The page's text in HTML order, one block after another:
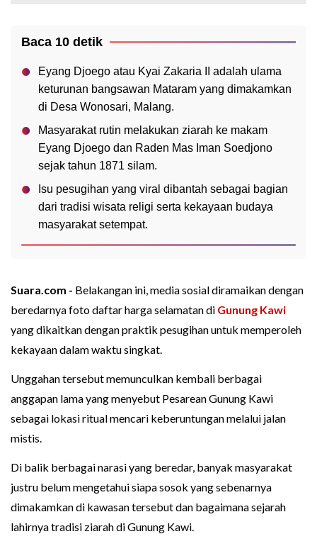
Baca 10 detik
Eyang Djoego atau Kyai Zakaria II adalah ulama
keturunan bangsawan Mataram yang dimakamkan
di Desa Wonosari, Malang.
Masyarakat rutin melakukan ziarah ke makam
Eyang Djoego dan Raden Mas Iman Soedjono
sejak tahun 1871 silam.
Isu pesugihan yang viral dibantah sebagai bagian
dari tradisi wisata religi serta kekayaan budaya
masyarakat setempat.
Suara.com - Belakangan ini, media sosial diramaikan dengan
beredarnya foto daftar harga selamatan di Gunung Kawi
yang dikaitkan dengan praktik pesugihan untuk memperoleh
kekayaan dalam waktu singkat.
Unggahan tersebut memunculkan kembali berbagai
anggapan lama yang menyebut Pesarean Gunung Kawi
sebagai lokasi ritual mencari keberuntungan melalui jalan
mistis.
Di balik berbagai narasi yang beredar, banyak masyarakat
justru belum mengetahui siapa sosok yang sebenarnya
dimakamkan di kawasan tersebut dan bagaimana sejarah
lahirnya tradisi ziarah di Gunung Kawi.